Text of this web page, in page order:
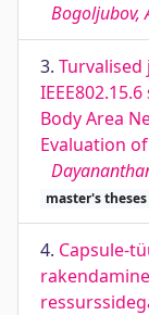
Bogoljubov,
3.
Body Area
Evaluation
master's theses
4. Capsule-